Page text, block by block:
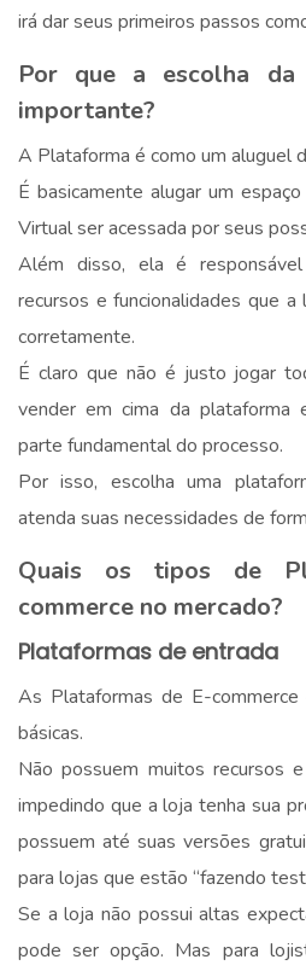
irá dar seus primeiros passos
Por que a escolha
importante?
A Plataforma é como um aluguel
É basicamente alugar um
Virtual ser acessada por seus
Além disso, ela é
recursos e funcionalidades que a
corretamente.
É claro que não é justo jogar
vender em cima da plataforma
parte fundamental do processo.
Por isso, escolha uma
atenda suas necessidades de
Quais os tipos de
commerce no mercado?
Plataformas de entrada
As Plataformas de E-
básicas.
Não possuem muitos recursos
impedindo que a loja tenha sua
possuem até suas versões
para lojas que estão “fazendo
Se a loja não possui altas
pode ser opção. Mas para